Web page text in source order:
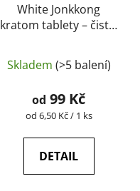
White Jonkkong
kratom tablety – čisté,
testované |
GreenGuru
Skladem (>5 balení)
od 99 Kč
Měrná
od 6,50 Kč / 1 ks
DETAIL